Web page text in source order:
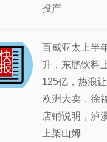
投产
百威亚太上半
升，东鹏饮料
125亿，热浪
欧洲大卖，徐
店铺说明，泸
上架山姆